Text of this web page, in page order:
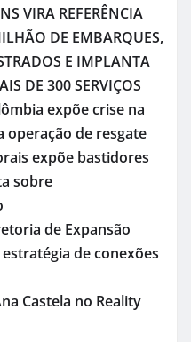
VIRA REFERÊNCIA
DE EMBARQUES,
E IMPLANTA
DE 300 SERVIÇOS
expõe crise na
operação de resgate
expõe bastidores
sobre
de Expansão
de conexões
Castela no Reality